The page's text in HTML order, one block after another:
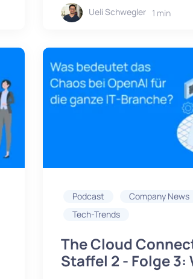
Ueli Schwegler 1 min
Podcast
Company News
Tech-Trends
The Cloud
Staffel 2 - Folge 3: